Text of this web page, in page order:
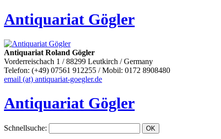
Antiquariat Gögler
Antiquariat Roland Gögler
Vorderreischach 1 / 88299 Leutkirch / Germany
Telefon: (+49) 07561 912255 / Mobil: 0172 8908480
email (at) antiquariat-goegler.de
Antiquariat Gögler
Schnellsuche: